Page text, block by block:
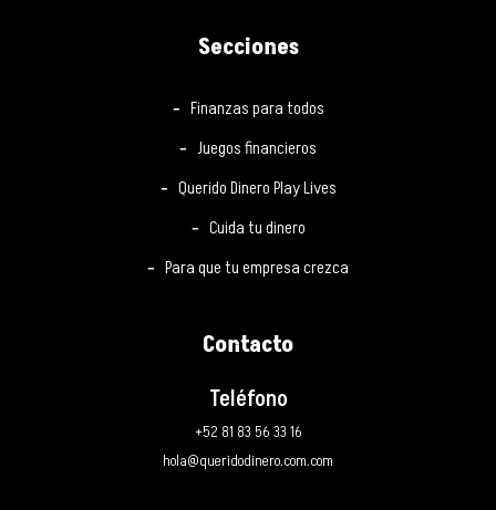
Secciones
Finanzas para todos
Juegos financieros
Querido Dinero Play Lives
Cuida tu dinero
Para que tu empresa crezca
Contacto
Teléfono
+52 81 83 56 33 16
hola@queridodinero.com.com